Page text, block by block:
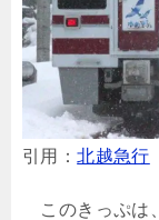
引用：北越急行
このきっぷは